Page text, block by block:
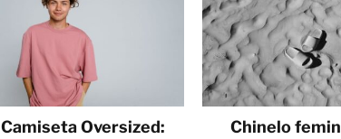
Camiseta Oversized:
Chinelo